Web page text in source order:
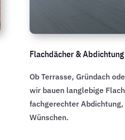
Flachdächer & Abdichtung
Ob Terrasse, Gründach
wir bauen langlebige
fachgerechter
Wünschen.